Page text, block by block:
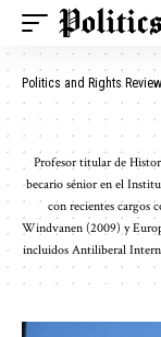
Politics and Rights Review
Profesor titular de
becario sénior en el
con recientes cargos
Windvanen (2009) y
incluidos Antiliberal